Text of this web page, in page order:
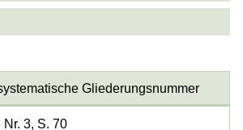
Gliederungsnummer
3, S. 70